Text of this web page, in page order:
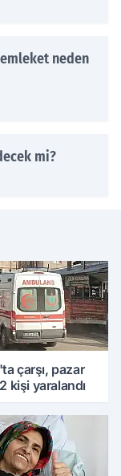
neden
mi?
çarşı, pazar
kişi yaralandı